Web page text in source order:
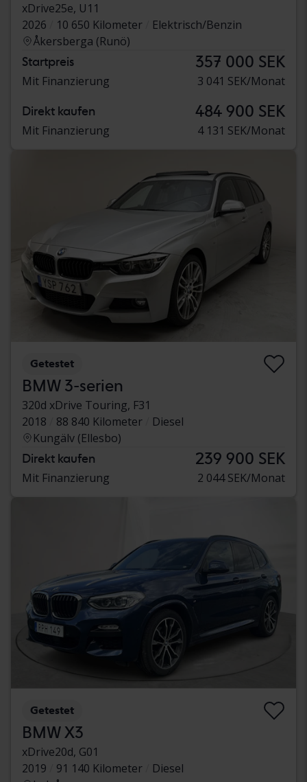
xDrive25e, U11
2026
10 650 Kilometer
Elektrisch/Benzin
Åkersberga (Runö)
Startpreis 357 000 SEK
Mit Finanzierung 3 041 SEK/Monat
Direkt kaufen 484 900 SEK
Mit Finanzierung 4 131 SEK/Monat
Getestet
BMW 3-serien
320d xDrive Touring, F31
2018
88 840 Kilometer
Diesel
Kungälv (Ellesbo)
Direkt kaufen 239 900 SEK
Mit Finanzierung 2 044 SEK/Monat
Getestet
BMW X3
xDrive20d, G01
2019
91 140 Kilometer
Diesel